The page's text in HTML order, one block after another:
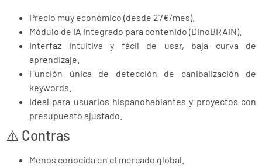
Precio muy económico (desde 27€/mes).
Módulo de IA integrado para contenido (DinoBRAIN).
Interfaz intuitiva y fácil de usar, baja curva de
aprendizaje.
Función única de detección de canibalización de
keywords.
Ideal para usuarios hispanohablantes y proyectos con
presupuesto ajustado.
⚠️ Contras
Menos conocida en el mercado global.